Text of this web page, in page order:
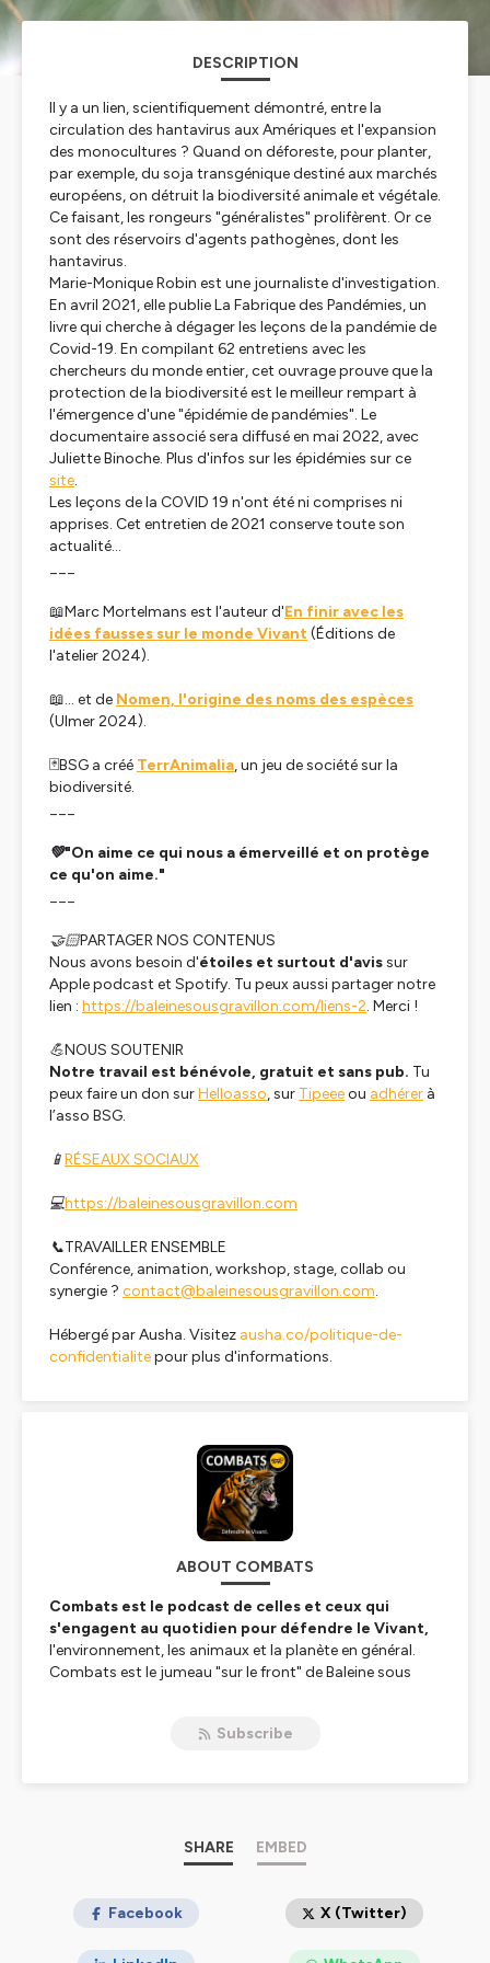
DESCRIPTION
Il y a un lien, scientifiquement démontré, entre la
circulation des hantavirus aux Amériques et l'expansion
des monocultures ? Quand on déforeste, pour planter,
par exemple, du soja transgénique destiné aux marchés
européens, on détruit la biodiversité animale et végétale.
Ce faisant, les rongeurs "généralistes" prolifèrent. Or ce
sont des réservoirs d'agents pathogènes, dont les
hantavirus.
Marie-Monique Robin est une journaliste d'investigation.
En avril 2021, elle publie La Fabrique des Pandémies, un
livre qui cherche à dégager les leçons de la pandémie de
Covid-19. En compilant 62 entretiens avec les
chercheurs du monde entier, cet ouvrage prouve que la
protection de la biodiversité est le meilleur rempart à
l'émergence d'une "épidémie de pandémies". Le
documentaire associé sera diffusé en mai 2022, avec
Juliette Binoche. Plus d'infos sur les épidémies sur ce
site.
Les leçons de la COVID 19 n'ont été ni comprises ni
apprises. Cet entretien de 2021 conserve toute son
actualité…
📖Marc Mortelmans est l'auteur d'En finir avec les
idées fausses sur le monde Vivant(Éditions de
l'atelier 2024).
📖… et de Nomen, l'origine des noms des espèces
(Ulmer 2024).
🃏BSG a créé TerrAnimalia, un jeu de société sur la
biodiversité.
💚"On aime ce qui nous a émerveillé et on protège
ce qu'on aime."
🤝🏻PARTAGER NOS CONTENUS
Nous avons besoin d'étoiles et surtout d'avissur
Apple podcast et Spotify. Tu peux aussi partager notre
lien : https://baleinesousgravillon.com/liens-2. Merci !
💪NOUS SOUTENIR
Notre travail est bénévole, gratuit et sans pub. Tu
peux faire un don surHelloasso, sur Tipeeeou adhérer à
l’asso BSG.
📱RÉSEAUX SOCIAUX
💻https://baleinesousgravillon.com
📞TRAVAILLER ENSEMBLE
Conférence, animation, workshop, stage, collab ou
synergie ? contact@baleinesousgravillon.com.
Hébergé par Ausha. Visitez ausha.co/politique-de-
confidentialitepour plus d'informations.
ABOUT COMBATS
Combats est le podcast de celles et ceux qui
s'engagent au quotidien pour défendre le Vivant,
l'environnement, les animaux et la planète en général.
Combats est le jumeau "sur le front" de Baleine sous
Pour cette saison 2024-2025, Combats diffuse
chaque lundi un épisode pour débunker les idées
extraites du livre de Marc Mortelmans,"En finir avec les
_______
Subscribe
SHARE EMBED
Facebook X (Twitter)